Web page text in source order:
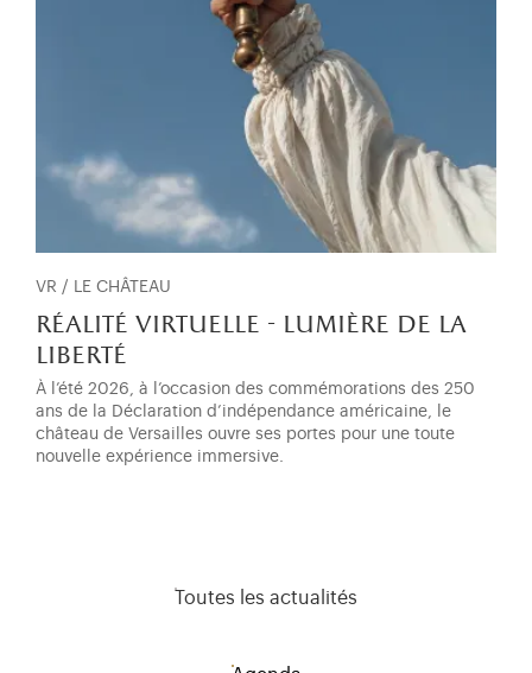
VR / LE CHÂTEAU
réalité virtuelle - lumière de la
liberté
À l’été 2026, à l’occasion des commémorations des 250
ans de la Déclaration d’indépendance américaine, le
château de Versailles ouvre ses portes pour une toute
nouvelle expérience immersive.
Toutes les actualités